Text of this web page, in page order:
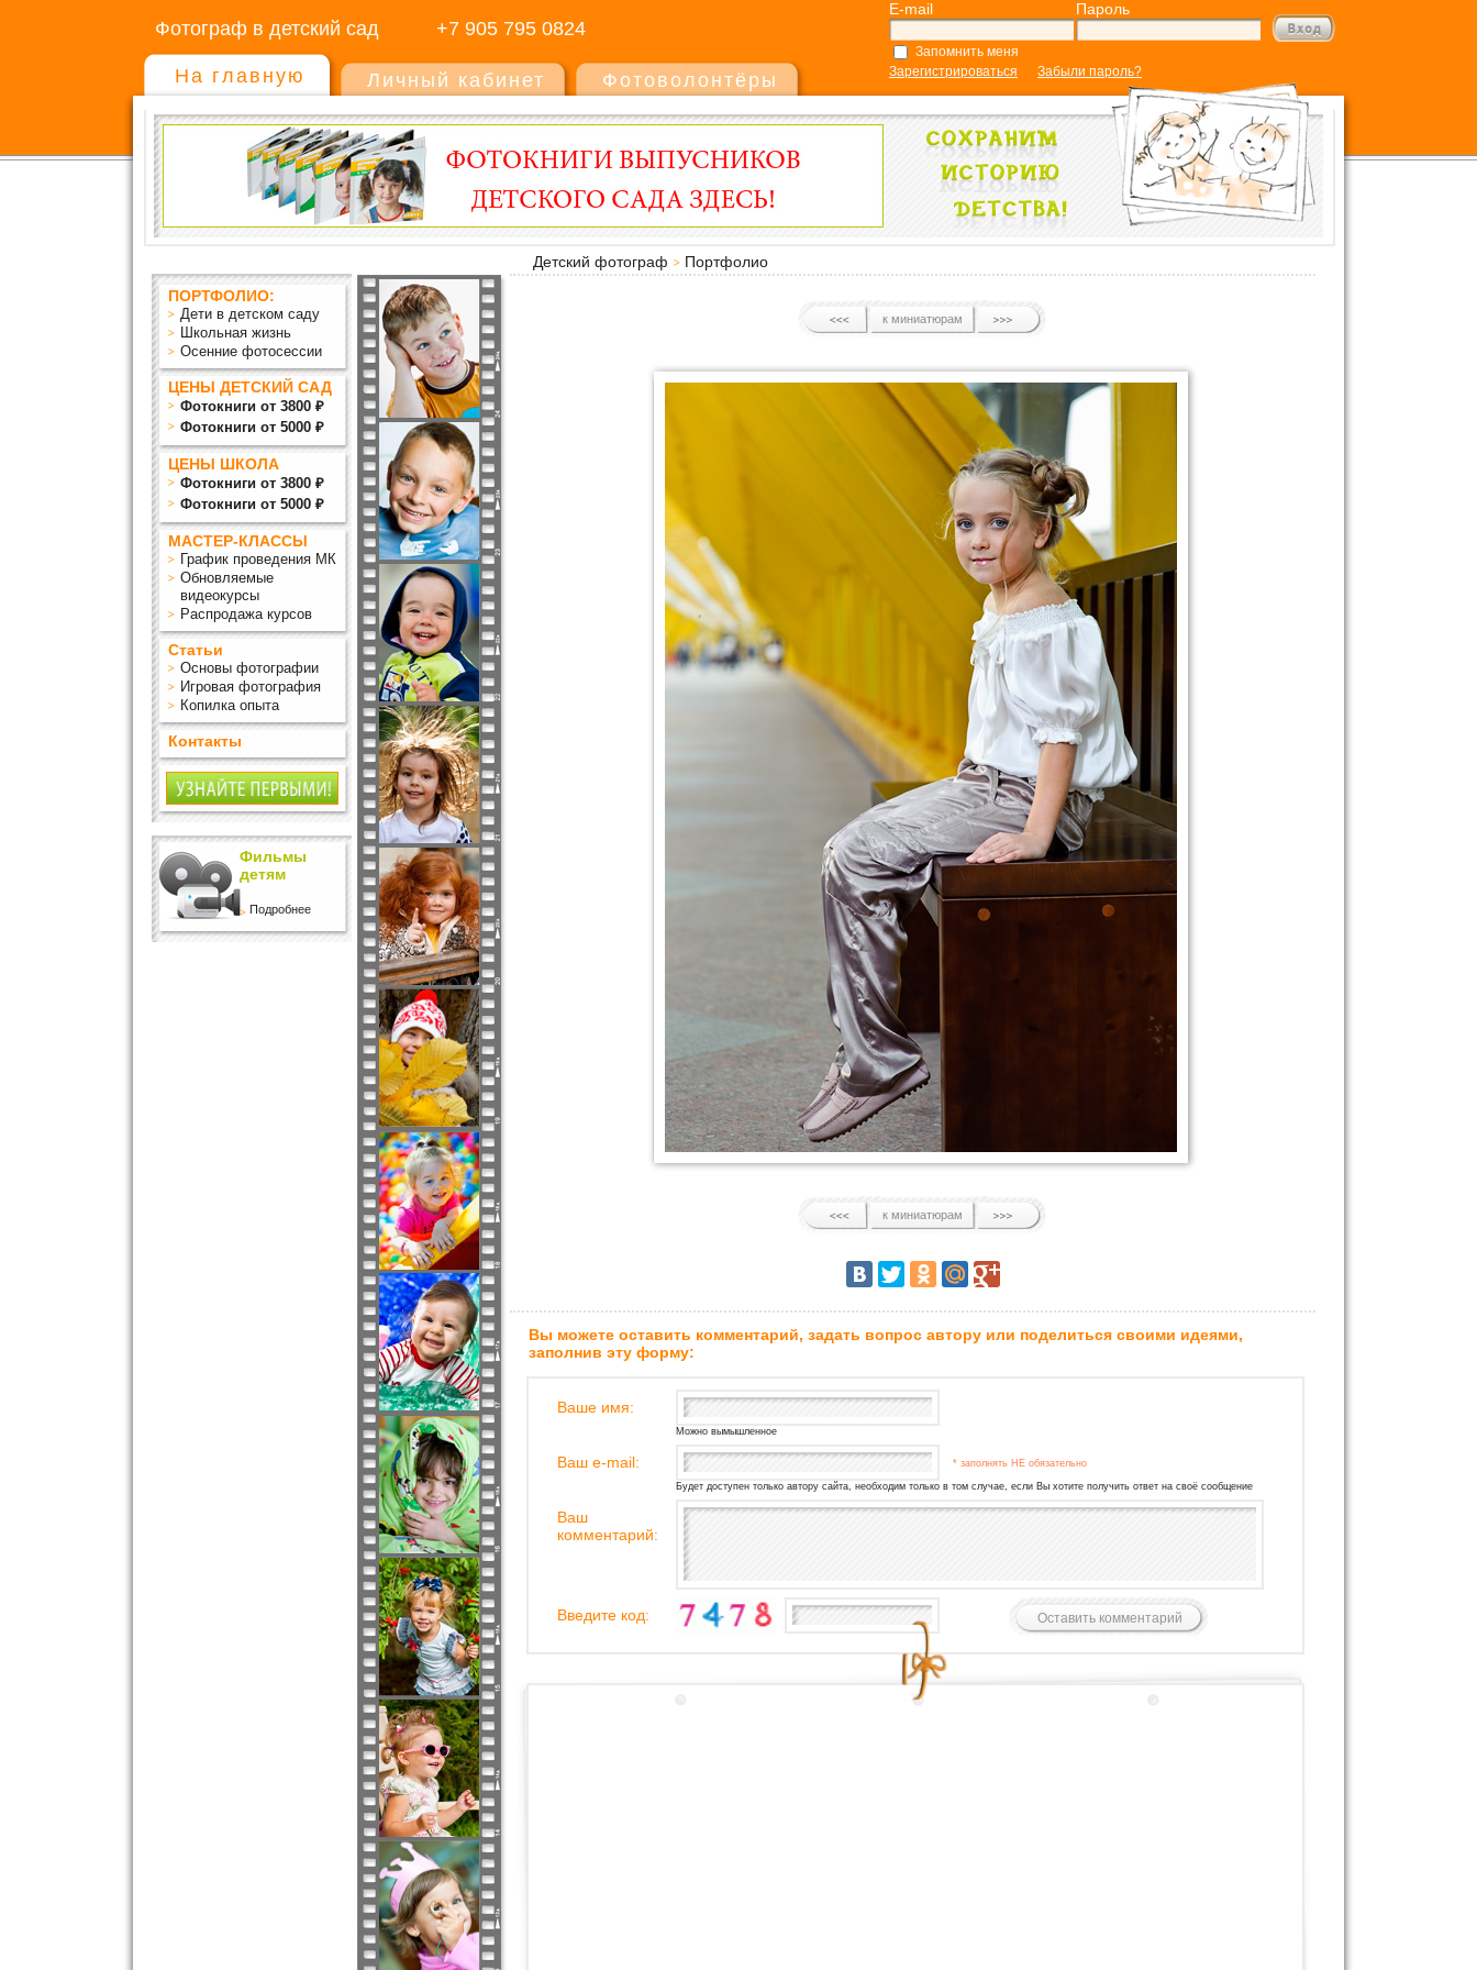
Фотограф в детский сад +7 905 795 0824
E-mail Пароль
Запомнить меня
Зарегистрироваться
Забыли пароль?
На главную Личный кабинет Фотоволонтёры
Детский фотограф
Портфолио
ПОРТФОЛИО:
Дети в детском саду
Школьная жизнь
Осенние фотосессии
ЦЕНЫ ДЕТСКИЙ САД
Фотокниги от 3800 ₽
Фотокниги от 5000 ₽
ЦЕНЫ ШКОЛА
Фотокниги от 3800 ₽
Фотокниги от 5000 ₽
МАСТЕР-КЛАССЫ
График проведения МК
Обновляемые
видеокурсы
Распродажа курсов
Статьи
Основы фотографии
Игровая фотография
Копилка опыта
Контакты
Фильмы
детям
Подробнее
к миниатюрам
к миниатюрам
Вы можете оставить комментарий, задать вопрос автору или поделиться своими идеями,
заполнив эту форму:
Ваше имя:
Можно вымышленное
Ваш e-mail: * заполнять НЕ обязательно
Будет доступен только автору сайта, необходим только в том случае, если Вы хотите получить ответ на своё сообщение
Ваш
комментарий:
Введите код: